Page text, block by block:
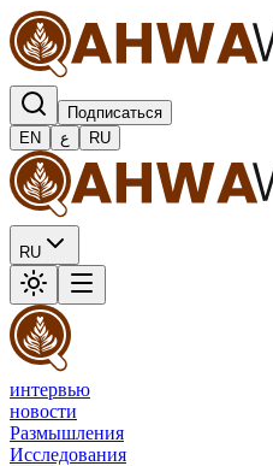
Подписаться
EN
ع RU
RU
интервью
новости
Размышления
Исследования